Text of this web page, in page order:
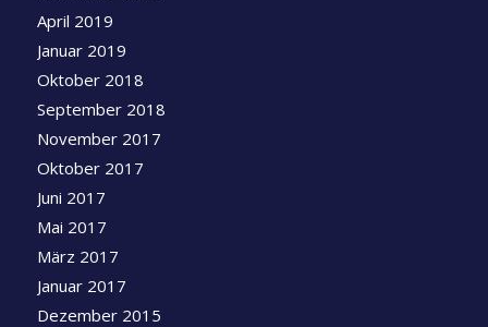
April 2019
Januar 2019
Oktober 2018
September 2018
November 2017
Oktober 2017
Juni 2017
Mai 2017
März 2017
Januar 2017
Dezember 2015